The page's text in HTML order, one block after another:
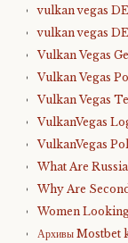
vulkan vegas DE
vulkan vegas
Vulkan Vegas
Vulkan Vegas
Vulkan Vegas
VulkanVegas
VulkanVegas
What Are
Why Are
Women
Архивы Mostbet